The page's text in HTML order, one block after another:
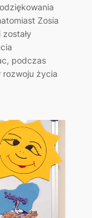
Zosia
podczas
rozwoju życia